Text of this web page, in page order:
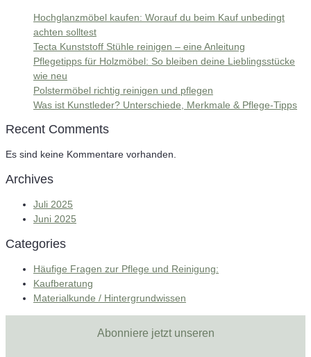
Hochglanzmöbel kaufen: Worauf du beim Kauf unbedingt
achten solltest
Tecta Kunststoff Stühle reinigen – eine Anleitung
Pflegetipps für Holzmöbel: So bleiben deine Lieblingsstücke
wie neu​
Polstermöbel richtig reinigen und pflegen
Was ist Kunstleder? Unterschiede, Merkmale & Pflege-Tipps
Recent Comments
Es sind keine Kommentare vorhanden.
Archives
Juli 2025
Juni 2025
Categories
Häufige Fragen zur Pflege und Reinigung:
Kaufberatung
Materialkunde / Hintergrundwissen
Abonniere jetzt unseren